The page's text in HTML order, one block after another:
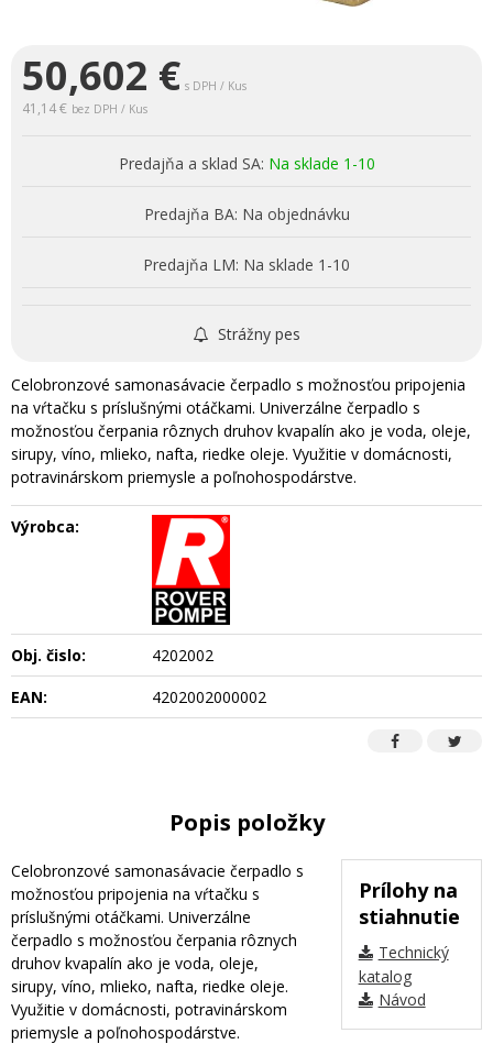
50,602 € s DPH / Kus
41,14 € bez DPH / Kus
Predajňa a sklad SA: Na sklade 1-10
Predajňa BA: Na objednávku
Predajňa LM: Na sklade 1-10
Strážny pes
Celobronzové samonasávacie čerpadlo s možnosťou pripojenia
na vŕtačku s príslušnými otáčkami. Univerzálne čerpadlo s
možnosťou čerpania rôznych druhov kvapalín ako je voda, oleje,
sirupy, víno, mlieko, nafta, riedke oleje. Využitie v domácnosti,
potravinárskom priemysle a poľnohospodárstve.
Výrobca:
Obj. čislo:
4202002
EAN:
4202002000002
Popis položky
Prílohy na
stiahnutie
Technický
katalog
Návod
Celobronzové samonasávacie čerpadlo s
možnosťou pripojenia na vŕtačku s
príslušnými otáčkami. Univerzálne
čerpadlo s možnosťou čerpania rôznych
druhov kvapalín ako je voda, oleje,
sirupy, víno, mlieko, nafta, riedke oleje.
Využitie v domácnosti, potravinárskom
priemysle a poľnohospodárstve.